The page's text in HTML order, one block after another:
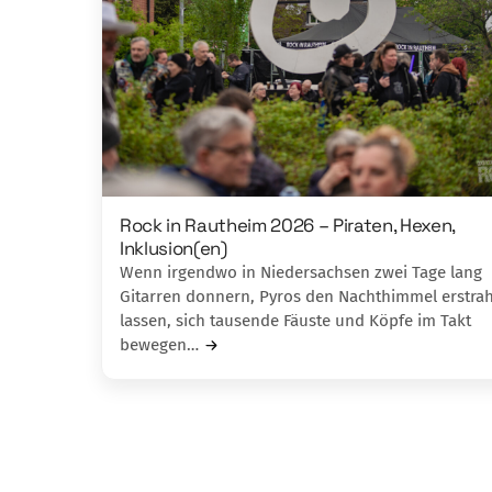
Rock in Rautheim 2026 – Piraten, Hexen,
Inklusion(en)
Wenn irgendwo in Niedersachsen zwei Tage lang
Gitarren donnern, Pyros den Nachthimmel
lassen, sich tausende Fäuste und Köpfe im Takt
bewegen…